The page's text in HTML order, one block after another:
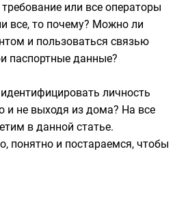
или все операторы
все, то почему? Можно ли
и пользоваться связью
паспортные данные?
личность
и не выходя из дома? На все
в данной статье.
понятно и постараемся, чтобы